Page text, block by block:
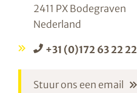
2411 PX Bodegraven
Nederland
+31 (0)172 63 22 22
Stuur ons een email